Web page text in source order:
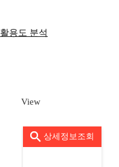
활용도 분석
View
상세정보조회